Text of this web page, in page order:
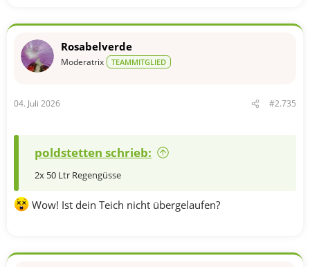
k
o
:
Rosabelverde
Moderatrix TEAMMITGLIED
04. Juli 2026 #2.735
poldstetten schrieb:
2x 50 Ltr Regengüsse
Wow! Ist dein Teich nicht übergelaufen?